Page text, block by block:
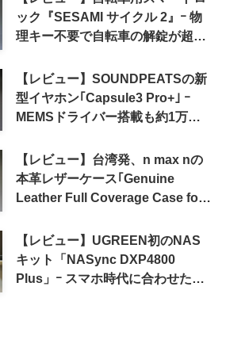
ック『SESAMI サイクル 2』ｰ 物
理キー不要で自転車の解錠が超簡
【レビュー】SOUNDPEATSの新
型イヤホン｢Capsule3 Pro+｣ ｰ
MEMSドライバー搭載も約1万円
【レビュー】台湾発、n max nの
本革レザーケース｢Genuine
Leather Full Coverage Case for
【レビュー】UGREEN初のNAS
キット「NASync DXP4800
Plus」ｰ スマホ時代に合わせた設